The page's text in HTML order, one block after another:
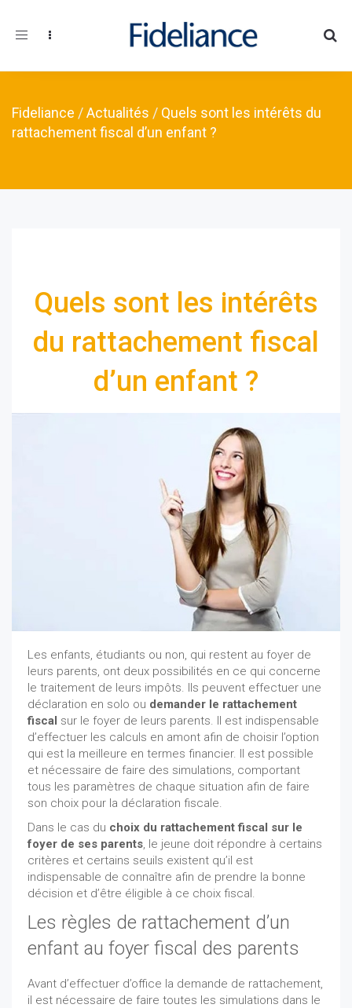
Toggle navigation
Fideliance /Actualités / Quels sont les intérêts du
rattachement fiscal d’un enfant ?
Quels sont les intérêts
du rattachement fiscal
d’un enfant ?
Les enfants, étudiants ou non, qui restent au foyer de
leurs parents, ont deux possibilités en ce qui concerne
le traitement de leurs impôts. Ils peuvent effectuer une
déclaration en solo ou demander le rattachement
fiscal sur le foyer de leurs parents. Il est indispensable
d’effectuer les calculs en amont afin de choisir l’option
qui est la meilleure en termes financier. Il est possible
et nécessaire de faire des simulations, comportant
tous les paramètres de chaque situation afin de faire
son choix pour la déclaration fiscale.
Dans le cas du choix du rattachement fiscal sur le
foyer de ses parents, le jeune doit répondre à certains
critères et certains seuils existent qu’il est
indispensable de connaître afin de prendre la bonne
décision et d’être éligible à ce choix fiscal.
Les règles de rattachement d’un
enfant au foyer fiscal des parents
Avant d’effectuer d’office la demande de rattachement,
il est nécessaire de faire toutes les simulations dans le